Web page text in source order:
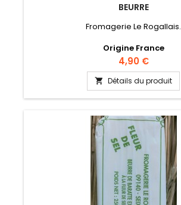
BEURRE
Fromagerie Le Rogallais.
Origine France
Prix
4,90 €
 Détails du produit